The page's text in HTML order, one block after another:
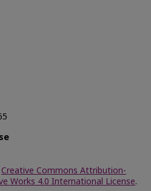
Creative Commons Attribution-
Works 4.0 International License.